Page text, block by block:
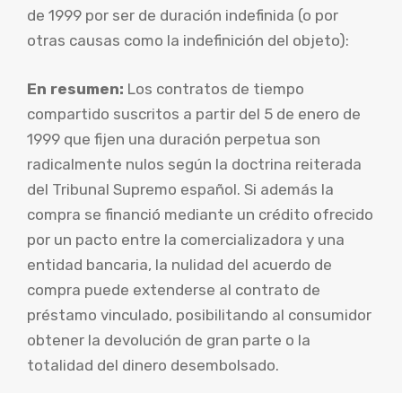
de 1999 por ser de duración indefinida (o por
otras causas como la indefinición del objeto):
En resumen: Los contratos de tiempo
compartido suscritos a partir del 5 de enero de
1999 que fijen una duración perpetua son
radicalmente nulos según la doctrina reiterada
del Tribunal Supremo español. Si además la
compra se financió mediante un crédito ofrecido
por un pacto entre la comercializadora y una
entidad bancaria, la nulidad del acuerdo de
compra puede extenderse al contrato de
préstamo vinculado, posibilitando al consumidor
obtener la devolución de gran parte o la
totalidad del dinero desembolsado.